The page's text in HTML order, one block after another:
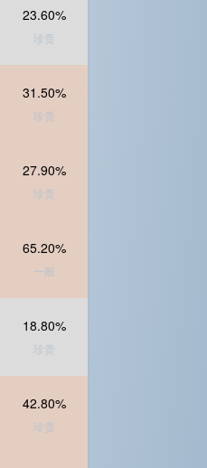
23.60%
珍贵
31.50%
珍贵
27.90%
珍贵
65.20%
一般
18.80%
珍贵
42.80%
珍贵